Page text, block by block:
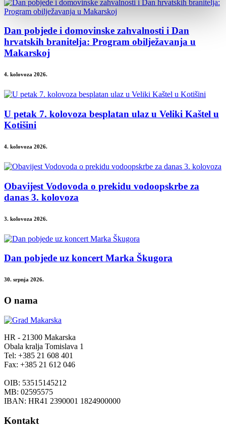
Dan pobjede i domovinske zahvalnosti i Dan
hrvatskih branitelja: Program obilježavanja u
Makarskoj
4. kolovoza 2026.
U petak 7. kolovoza besplatan ulaz u Veliki Kaštel u
Kotišini
4. kolovoza 2026.
Obavijest Vodovoda o prekidu vodoopskrbe za
danas 3. kolovoza
3. kolovoza 2026.
Dan pobjede uz koncert Marka Škugora
30. srpnja 2026.
O nama
HR - 21300 Makarska
Obala kralja Tomislava 1
Tel: +385 21 608 401
Fax: +385 21 612 046
OIB: 53515145212
MB: 02595575
IBAN: HR41 2390001 1824900000
Kontakt